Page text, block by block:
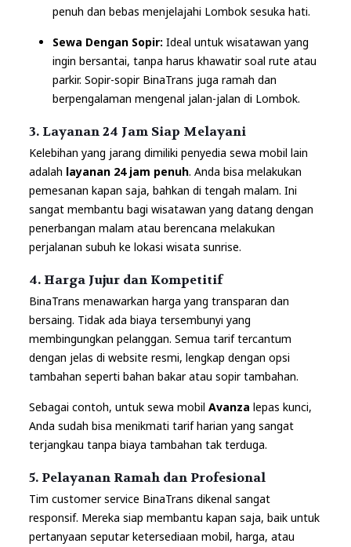
penuh dan bebas menjelajahi Lombok sesuka hati.
Sewa Dengan Sopir: Ideal untuk wisatawan yang
ingin bersantai, tanpa harus khawatir soal rute atau
parkir. Sopir-sopir BinaTrans juga ramah dan
berpengalaman mengenal jalan-jalan di Lombok.
3. Layanan 24 Jam Siap Melayani
Kelebihan yang jarang dimiliki penyedia sewa mobil lain
adalah layanan 24 jam penuh. Anda bisa melakukan
pemesanan kapan saja, bahkan di tengah malam. Ini
sangat membantu bagi wisatawan yang datang dengan
penerbangan malam atau berencana melakukan
perjalanan subuh ke lokasi wisata sunrise.
4. Harga Jujur dan Kompetitif
BinaTrans menawarkan harga yang transparan dan
bersaing. Tidak ada biaya tersembunyi yang
membingungkan pelanggan. Semua tarif tercantum
dengan jelas di website resmi, lengkap dengan opsi
tambahan seperti bahan bakar atau sopir tambahan.
Sebagai contoh, untuk sewa mobil Avanza lepas kunci,
Anda sudah bisa menikmati tarif harian yang sangat
terjangkau tanpa biaya tambahan tak terduga.
5. Pelayanan Ramah dan Profesional
Tim customer service BinaTrans dikenal sangat
responsif. Mereka siap membantu kapan saja, baik untuk
pertanyaan seputar ketersediaan mobil, harga, atau